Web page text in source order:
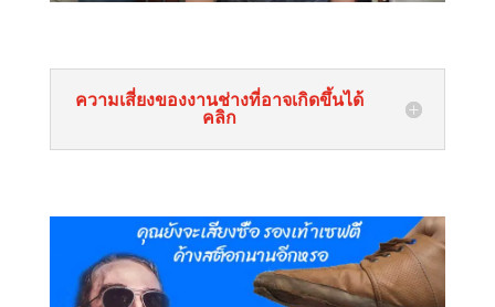
ความเสี่ยงของงานช่างที่อาจเกิดขึ้นได้
คลิก